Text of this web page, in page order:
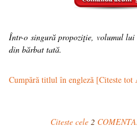
Într-o singură propoziţie, volumul
din bărbat tată.
Cumpără titlul în engleză [Citeste
Citeste cele 2